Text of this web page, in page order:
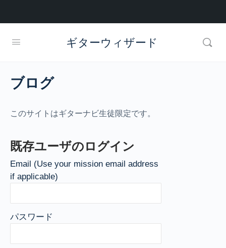
ギターウィザード
ブログ
このサイトはギターナビ生徒限定です。
既存ユーザのログイン
Email (Use your mission email address
if applicable)
パスワード